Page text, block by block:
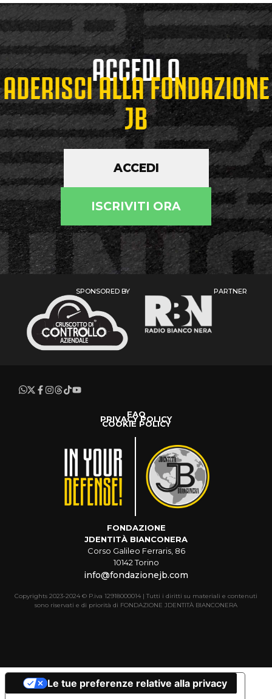
ACCEDI O
ADERISCI ALLA FONDAZIONE
JB
ACCEDI
ISCRIVITI ORA
SPONSORED BY PARTNER
FAQ
PRIVACY POLICY
COOKIE POLICY
FONDAZIONE
JDENTITÀ BIANCONERA
Corso Galileo Ferraris, 86
10142 Torino
info@fondazionejb.com
Copyrights 2023-2024 © P.iva 12918000014 | Tutti i diritti su materiali e contenuti
sono riservati e di priorità di FONDAZIONE JDENTITÀ BIANCONERA
Le tue preferenze relative alla privacy